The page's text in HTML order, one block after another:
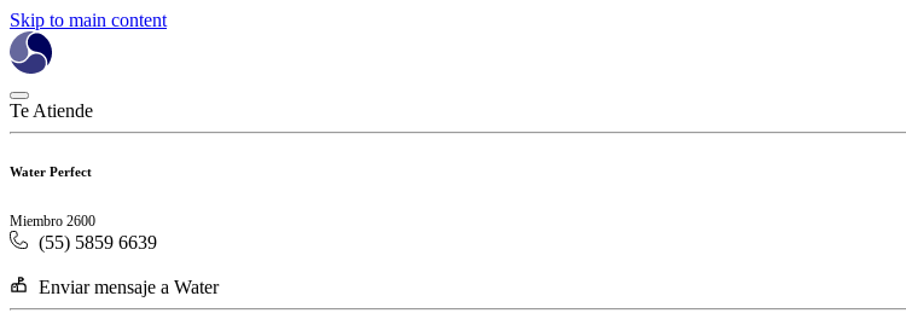
Skip to main content
Te Atiende
Water Perfect
Miembro 2600
(55) 5859 6639
Enviar mensaje a Water